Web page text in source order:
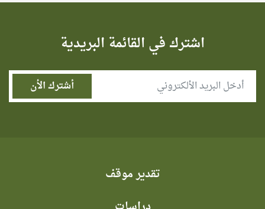
اشترك في القائمة البريدية
تقدير موقف